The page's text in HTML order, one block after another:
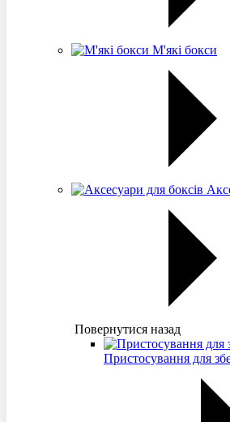
М'які бокси
Повернутися назад
Пристосування для